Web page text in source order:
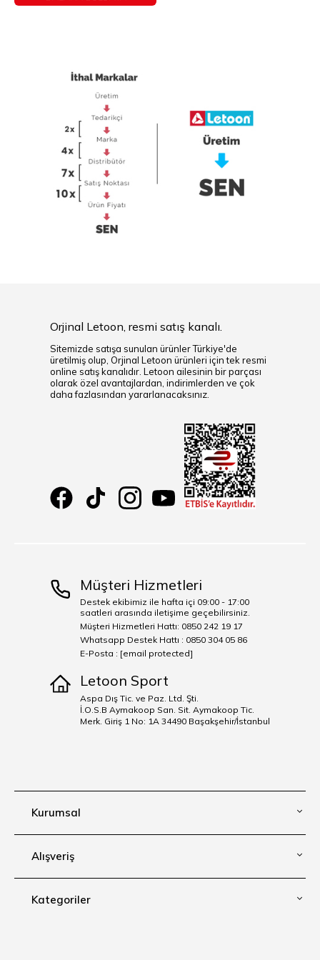
Orjinal Letoon, resmi satış kanalı.
Sitemizde satışa sunulan ürünler Türkiye'de
üretilmiş olup, Orjinal Letoon ürünleri için tek resmi
online satış kanalıdır. Letoon ailesinin bir parçası
olarak özel avantajlardan, indirimlerden ve çok
daha fazlasından yararlanacaksınız.
Kurumsal
Alışveriş
Kategoriler
Müşteri Hizmetleri
Destek ekibimiz ile hafta içi 09:00 - 17:00
saatleri arasında iletişime geçebilirsiniz.
Müşteri Hizmetleri Hattı: 0850 242 19 17
Whatsapp Destek Hattı : 0850 304 05 86
E-Posta : [email protected]
Letoon Sport
Aspa Dış Tic. ve Paz. Ltd. Şti.
İ.O.S.B Aymakoop San. Sit. Aymakoop Tic.
Merk. Giriş 1 No: 1A 34490 Başakşehir/İstanbul